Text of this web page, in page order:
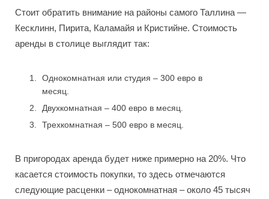
Стоит обратить внимание на районы самого Таллина —
Кесклинн, Пирита, Каламайя и Кристийне. Стоимость
аренды в столице выглядит так:
Однокомнатная или студия – 300 евро в
месяц.
Двухкомнатная – 400 евро в месяц.
Трехкомнатная – 500 евро в месяц.
В пригородах аренда будет ниже примерно на 20%. Что
касается стоимость покупки, то здесь отмечаются
следующие расценки – однокомнатная – около 45 тысяч